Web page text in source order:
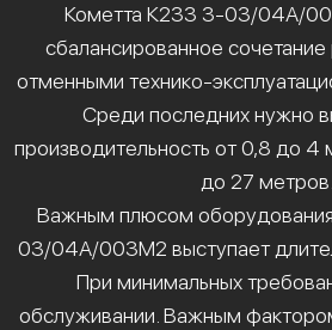
Кометта К233 3-03/04А/
сбалансированное
отменными технико-
Среди последних нужно
производительность от 0,8 до 4
до 27 метров.
Важным плюсом
03/04А/003М2 выступает
При минимальных
обслуживании. Важным